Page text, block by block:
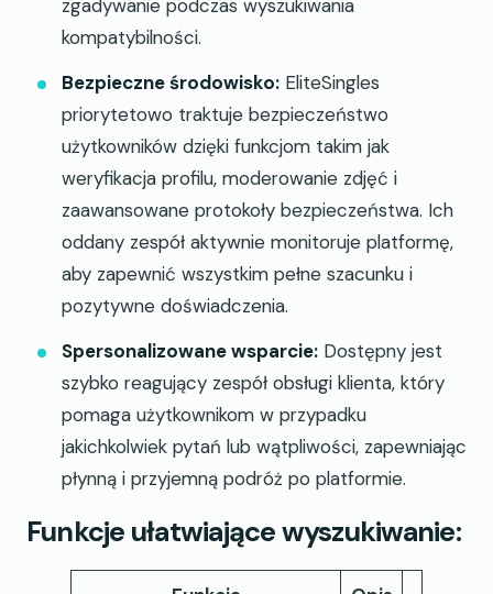
zgadywanie podczas wyszukiwania
kompatybilności.
Bezpieczne środowisko: EliteSingles
priorytetowo traktuje bezpieczeństwo
użytkowników dzięki funkcjom takim jak
weryfikacja profilu, moderowanie zdjęć i
zaawansowane protokoły bezpieczeństwa. Ich
oddany zespół aktywnie monitoruje platformę,
aby zapewnić wszystkim pełne szacunku i
pozytywne doświadczenia.
Spersonalizowane wsparcie: Dostępny jest
szybko reagujący zespół obsługi klienta, który
pomaga użytkownikom w przypadku
jakichkolwiek pytań lub wątpliwości, zapewniając
płynną i przyjemną podróż po platformie.
Funkcje ułatwiające wyszukiwanie: